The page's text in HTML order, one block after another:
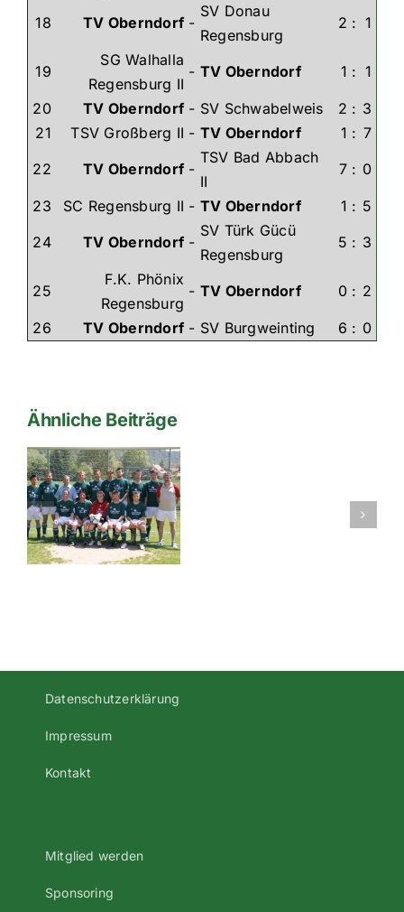
18
TV Oberndorf -
SV Donau
Regensburg
2 : 1
19
SG Walhalla
Regensburg II
- TV Oberndorf 1 : 1
20 TV Oberndorf - SV Schwabelweis 2 : 3
21
TSV Großberg II - TV Oberndorf 1 : 7
22
TV Oberndorf -
TSV Bad Abbach
II
7 : 0
23 SC Regensburg II - TV Oberndorf 1 : 5
24
TV Oberndorf -
SV Türk Gücü
Regensburg
5 : 3
25
F.K. Phönix
Regensburg
- TV Oberndorf 0 : 2
26 TV Oberndorf - SV Burgweinting 6 : 0
Ähnliche Beiträge
Datenschutzerklärung
Impressum
Kontakt
Mitglied werden
Sponsoring